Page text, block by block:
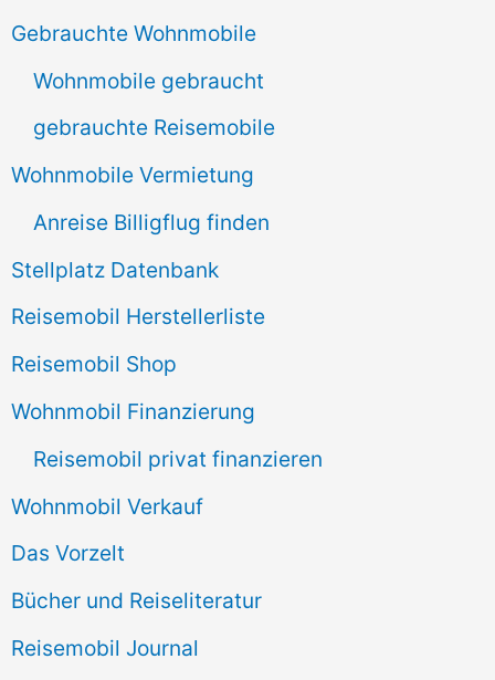
n
Gebrauchte Wohnmobile
Wohnmobile gebraucht
gebrauchte Reisemobile
Wohnmobile Vermietung
Anreise Billigflug finden
Stellplatz Datenbank
Reisemobil Herstellerliste
Reisemobil Shop
Wohnmobil Finanzierung
Reisemobil privat finanzieren
Wohnmobil Verkauf
Das Vorzelt
Bücher und Reiseliteratur
Reisemobil Journal